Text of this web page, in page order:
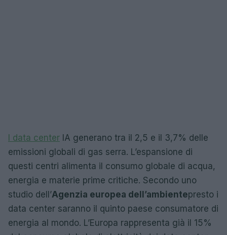
I data center IA generano tra il 2,5 e il 3,7% delle
emissioni globali di gas serra. L’espansione di
questi centri alimenta il consumo globale di acqua,
energia e materie prime critiche. Secondo uno
studio dell’Agenzia europea dell’ambientepresto i
data center saranno il quinto paese consumatore di
energia al mondo. L’Europa rappresenta già il 15%